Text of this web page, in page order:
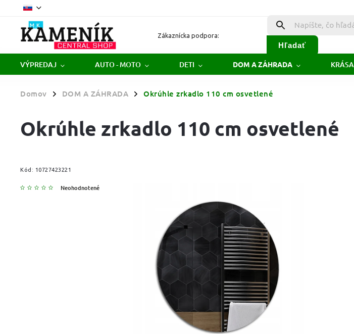
Zákaznícka podpora:
Hľadať
VÝPREDAJ AUTO - MOTO DETI DOM A ZÁHRADA KRÁSA
Domov / DOM A ZÁHRADA / Okrúhle zrkadlo 110 cm osvetlené
Okrúhle zrkadlo 110 cm osvetlené
Kód: 10727423221
Neohodnotené